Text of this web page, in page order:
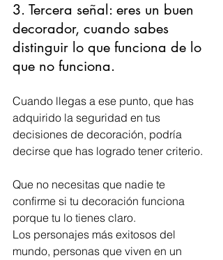
3. Tercera señal: eres un buen
decorador, cuando sabes
distinguir lo que funciona de lo
que no funciona.
Cuando llegas a ese punto, que has
adquirido la seguridad en tus
decisiones de decoración, podría
decirse que has logrado tener criterio.
Que no necesitas que nadie te
confirme si tu decoración funciona
porque tu lo tienes claro.
Los personajes más exitosos del
mundo, personas que viven en un